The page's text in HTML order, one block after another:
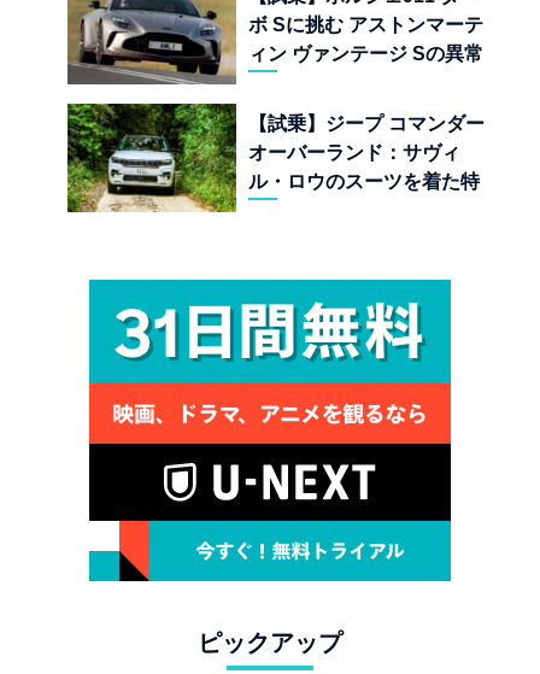
ボ Sに挑む アストンマーテ
ィン ヴァンテージ Sの異常
狂気
【試乗】ジープ コマンダー
オーバーランド：サヴィ
ル・ロウのスーツを着た特
ピックアップ